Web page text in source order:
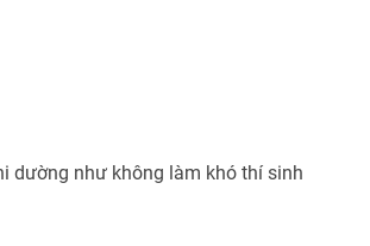
dường như không làm khó thí sinh